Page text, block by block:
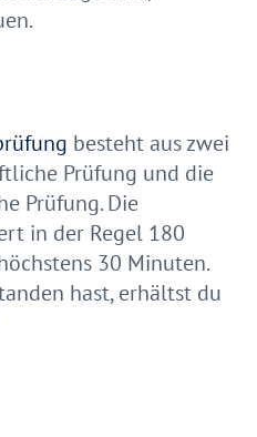
besteht aus zwei
Prüfung und die
Prüfung. Die
in der Regel 180
30 Minuten.
hast, erhältst du